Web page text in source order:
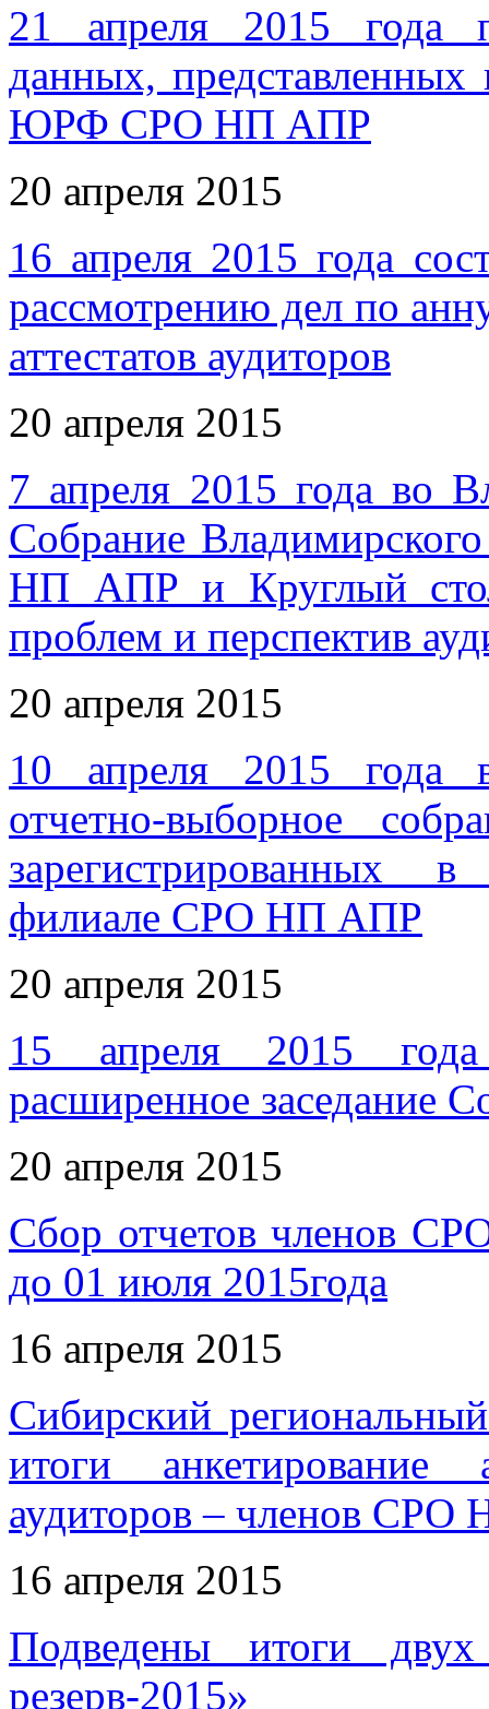
21 апреля 2015 года
данных, представленных
ЮРФ СРО НП АПР
20 апреля 2015
16 апреля 2015 года
рассмотрению дел по
аттестатов аудиторов
20 апреля 2015
7 апреля 2015 года во
Собрание
НП АПР и Круглый
проблем и перспектив
20 апреля 2015
10 апреля 2015 года
отчетно-выборное
зарегистрированных
филиале СРО НП АПР
20 апреля 2015
15 апреля 2015
расширенное
20 апреля 2015
Сбор отчетов членов
до 01 июля 2015года
16 апреля 2015
Сибирский
итоги анкетирование
аудиторов – членов
16 апреля 2015
Подведены итоги
резерв-2015»